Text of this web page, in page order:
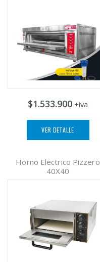
$1.533.900 +iva
VER DETALLE
Horno Electrico Pizzero
40X40